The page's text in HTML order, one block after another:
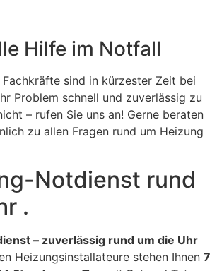
Hilfe im Notfall
sind in kürzester Zeit bei
Problem schnell und zuverlässig zu
– rufen Sie uns an! Gerne beraten
zu allen Fragen rund um Heizung
Notdienst rund
.
– zuverlässig rund um die Uhr
Heizungsinstallateure stehen Ihnen 7